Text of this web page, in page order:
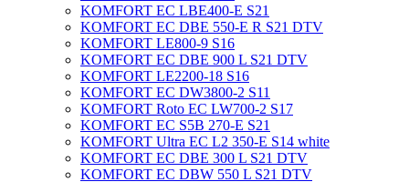
KOMFORT EC LBE400-E S21
KOMFORT EC DBE 550-E R S21 DTV
KOMFORT LE800-9 S16
KOMFORT EC DBE 900 L S21 DTV
KOMFORT LE2200-18 S16
KOMFORT EC DW3800-2 S11
KOMFORT Roto EC LW700-2 S17
KOMFORT EC S5B 270-E S21
KOMFORT Ultra EC L2 350-E S14 white
KOMFORT EC DBE 300 L S21 DTV
KOMFORT EC DBW 550 L S21 DTV